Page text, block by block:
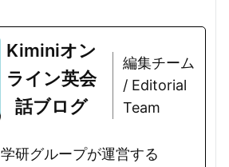
Kiminiオン
ライン英会
話ブログ
編集チーム
/ Editorial
Team
学研グループが運営する